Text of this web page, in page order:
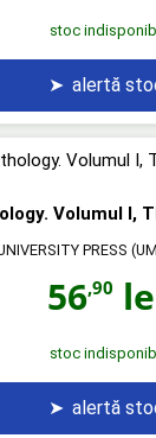
stoc
➤ alertă
Volumul I,
PRESS
56,90
stoc
➤ alertă